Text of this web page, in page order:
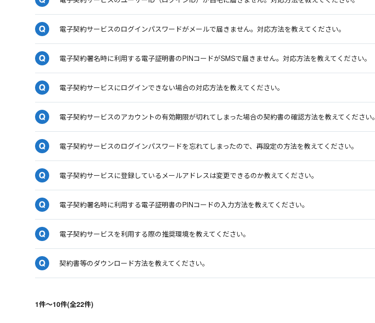
電子契約サービスのログインパスワードがメールで届きません。対応方法を教えてください。
電子契約署名時に利用する電子証明書のPINコードがSMSで届きません。対応方法を教えてください。
電子契約サービスにログインできない場合の対応方法を教えてください。
電子契約サービスのアカウントの有効期限が切れてしまった場合の契約書の確認方法を教えてください。
電子契約サービスのログインパスワードを忘れてしまったので、再設定の方法を教えてください。
電子契約サービスに登録しているメールアドレスは変更できるのか教えてください。
電子契約署名時に利用する電子証明書のPINコードの入力方法を教えてください。
電子契約サービスを利用する際の推奨環境を教えてください。
契約書等のダウンロード方法を教えてください。
1件～10件(全22件)